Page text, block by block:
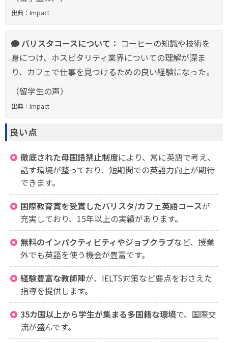
出典：Impact
バリスタコースについて： コーヒーの知識や技術を
身につけ、ホスピタリティ業界についての理解が深ま
り、カフェで仕事を見つけるための良い経験になった。
（留学生の声）
出典：Impact
良い点
徹底された母国語禁止制度により、常に英語で考え、
話す環境が整っており、短期間での英語力向上が期待
できます。
国際教育賞を受賞したバリスタ/カフェ英語コースが
充実しており、15年以上の実績があります。
無料のインパクティビティやジョブクラブなど、授業
外でも英語を使う機会が豊富です。
経験豊富な教師陣が、IELTS対策など要点をおさえた
指導を提供します。
35カ国以上から学生が集まる多国籍な環境で、国際交
流が盛んです。